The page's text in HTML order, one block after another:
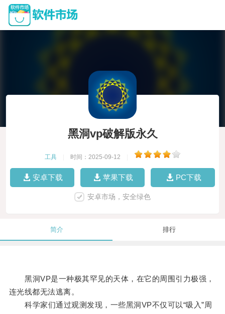
黑洞vp破解版永久
工具 时间：2025-09-12
安卓下载 苹果下载 PC下载
安卓市场，安全绿色
简介 排行
黑洞VP是一种极其罕见的天体，在它的周围引力极强，
连光线都无法逃离。
科学家们通过观测发现，一些黑洞VP不仅可以“吸入”周